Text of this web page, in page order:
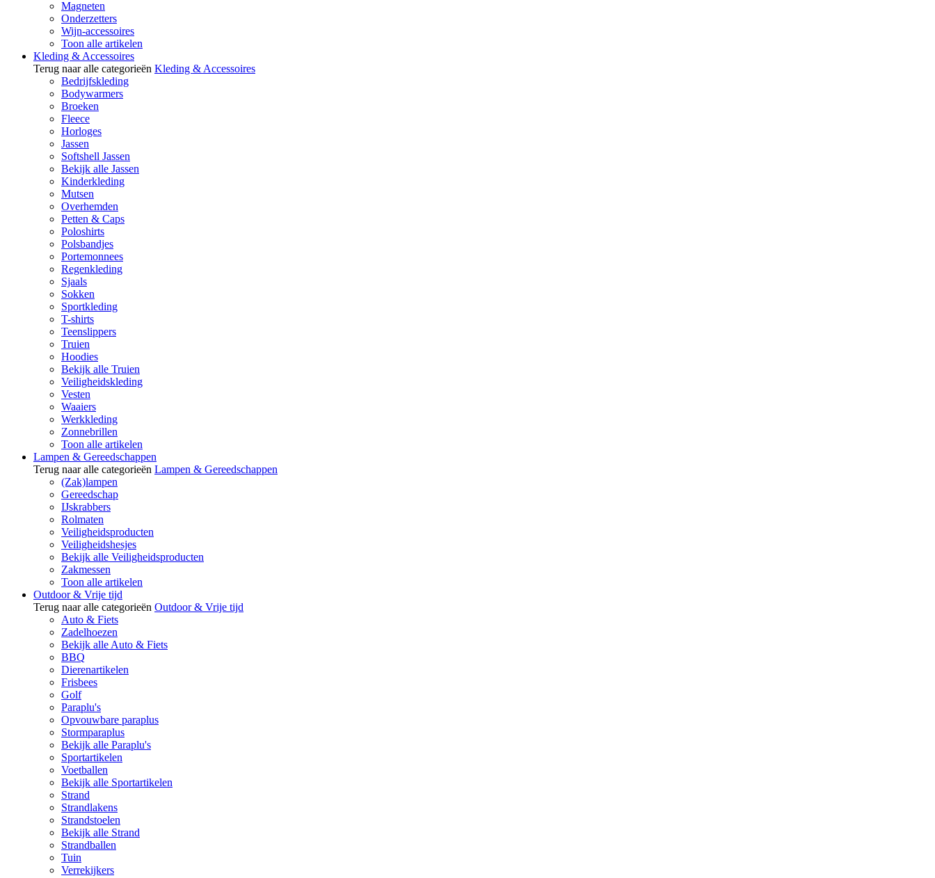
Magneten
Onderzetters
Wijn-accessoires
Toon alle artikelen
Kleding & Accessoires
Terug naar alle categorieën Kleding & Accessoires
Bedrijfskleding
Bodywarmers
Broeken
Fleece
Horloges
Jassen
Softshell Jassen
Bekijk alle Jassen
Kinderkleding
Mutsen
Overhemden
Petten & Caps
Poloshirts
Polsbandjes
Portemonnees
Regenkleding
Sjaals
Sokken
Sportkleding
T-shirts
Teenslippers
Truien
Hoodies
Bekijk alle Truien
Veiligheidskleding
Vesten
Waaiers
Werkkleding
Zonnebrillen
Toon alle artikelen
Lampen & Gereedschappen
Terug naar alle categorieën Lampen & Gereedschappen
(Zak)lampen
Gereedschap
IJskrabbers
Rolmaten
Veiligheidsproducten
Veiligheidshesjes
Bekijk alle Veiligheidsproducten
Zakmessen
Toon alle artikelen
Outdoor & Vrije tijd
Terug naar alle categorieën Outdoor & Vrije tijd
Auto & Fiets
Zadelhoezen
Bekijk alle Auto & Fiets
BBQ
Dierenartikelen
Frisbees
Golf
Paraplu's
Opvouwbare paraplus
Stormparaplus
Bekijk alle Paraplu's
Sportartikelen
Voetballen
Bekijk alle Sportartikelen
Strand
Strandlakens
Strandstoelen
Bekijk alle Strand
Strandballen
Tuin
Verrekijkers